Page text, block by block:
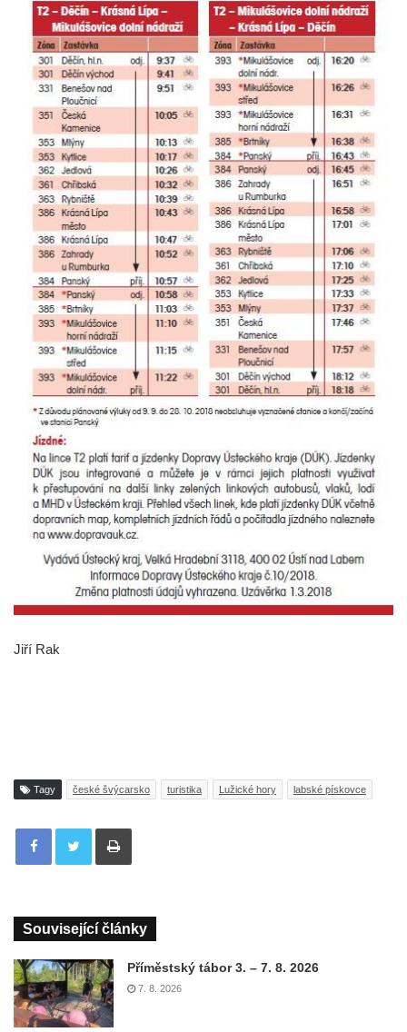
Jiří Rak
Tagy české švýcarsko turistika Lužické hory labské pískovce
Tisknout
Související články
Příměstský tábor 3. – 7. 8. 2026
7. 8. 2026